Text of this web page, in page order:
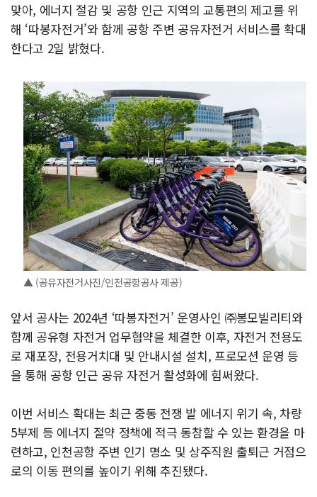
맞아, 에너지 절감 및 공항 인근 지역의 교통편의 제고를 위
해 ‘따봉자전거’와 함께 공항 주변 공유자전거 서비스를 확대
한다고 2일 밝혔다.
▲ (공유자전거사진/인천공항공사 제공)
앞서 공사는 2024년 ‘따봉자전거’ 운영사인 ㈜봉모빌리티와
함께 공유형 자전거 업무협약을 체결한 이후, 자전거 전용도
로 재포장, 전용거치대 및 안내시설 설치, 프로모션 운영 등
을 통해 공항 인근 공유 자전거 활성화에 힘써왔다.
이번 서비스 확대는 최근 중동 전쟁 발 에너지 위기 속, 차량
5부제 등 에너지 절약 정책에 적극 동참할 수 있는 환경을 마
련하고, 인천공항 주변 인기 명소 및 상주직원 출퇴근 거점으
로의 이동 편의를 높이기 위해 추진됐다.